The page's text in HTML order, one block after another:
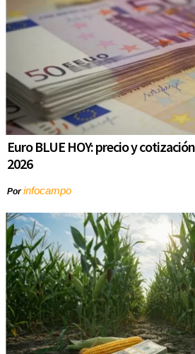
Euro BLUE HOY: precio y
2026
Porinfocampo